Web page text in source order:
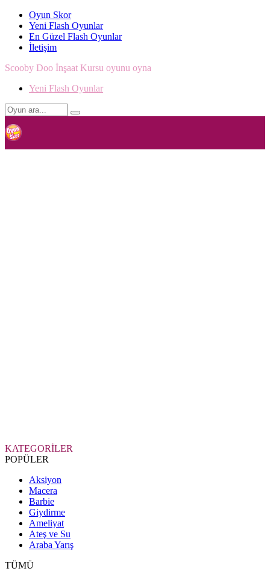
Oyun Skor
Yeni Flash Oyunlar
En Güzel Flash Oyunlar
İletişim
Scooby Doo İnşaat Kursu oyunu oyna
Yeni Flash Oyunlar
KATEGORİLER
POPÜLER
Aksiyon
Macera
Barbie
Giydirme
Ameliyat
Ateş ve Su
Araba Yarış
TÜMÜ